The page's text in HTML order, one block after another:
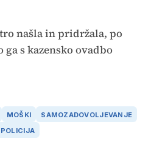
našla in pridržala, po
s kazensko ovadbo
MOŠKI
SAMOZADOVOLJEVANJE
POLICIJA